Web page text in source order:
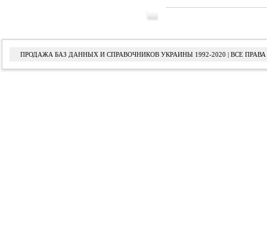
ПРОДАЖА БАЗ ДАННЫХ И СПРАВОЧНИКОВ УКРАИНЫ 1992-2020 | ВСЕ